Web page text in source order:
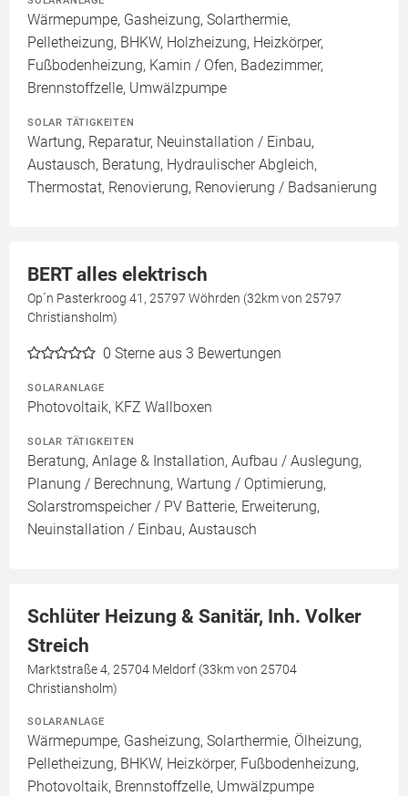
Wärmepumpe, Gasheizung, Solarthermie,
Pelletheizung, BHKW, Holzheizung, Heizkörper,
Fußbodenheizung, Kamin / Ofen, Badezimmer,
Brennstoffzelle, Umwälzpumpe
SOLAR TÄTIGKEITEN
Wartung, Reparatur, Neuinstallation / Einbau,
Austausch, Beratung, Hydraulischer Abgleich,
Thermostat, Renovierung, Renovierung / Badsanierung
BERT alles elektrisch
Op´n Pasterkroog 41, 25797 Wöhrden (32km von 25797
Christiansholm)
0 Sterne aus 3 Bewertungen
SOLARANLAGE
Photovoltaik, KFZ Wallboxen
SOLAR TÄTIGKEITEN
Beratung, Anlage & Installation, Aufbau / Auslegung,
Planung / Berechnung, Wartung / Optimierung,
Solarstromspeicher / PV Batterie, Erweiterung,
Neuinstallation / Einbau, Austausch
Schlüter Heizung & Sanitär, Inh. Volker
Streich
Marktstraße 4, 25704 Meldorf (33km von 25704
Christiansholm)
SOLARANLAGE
Wärmepumpe, Gasheizung, Solarthermie, Ölheizung,
Pelletheizung, BHKW, Heizkörper, Fußbodenheizung,
Photovoltaik, Brennstoffzelle, Umwälzpumpe